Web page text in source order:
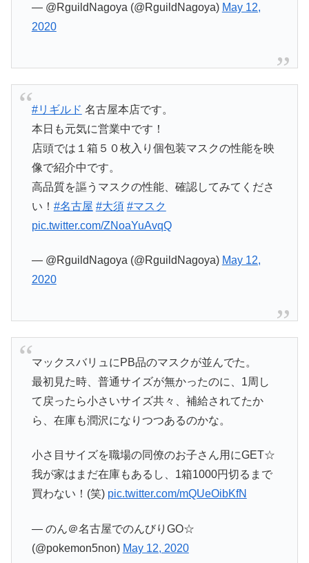
— @RguildNagoya (@RguildNagoya) May 12,
2020
#リギルド 名古屋本店です。
本日も元気に営業中です！
店頭では１箱５０枚入り個包装マスクの性能を映
像で紹介中です。
高品質を謳うマスクの性能、確認してみてくださ
い！ #名古屋 #大須 #マスク
pic.twitter.com/ZNoaYuAvqQ
— @RguildNagoya (@RguildNagoya) May 12,
2020
マックスバリュにPB品のマスクが並んでた。
最初見た時、普通サイズが無かったのに、1周し
て戻ったら小さいサイズ共々、補給されてたか
ら、在庫も潤沢になりつつあるのかな。
小さ目サイズを職場の同僚のお子さん用にGET☆
我が家はまだ在庫もあるし、1箱1000円切るまで
買わない！(笑) pic.twitter.com/mQUeOibKfN
— のん＠名古屋でのんびりGO☆
(@pokemon5non) May 12, 2020